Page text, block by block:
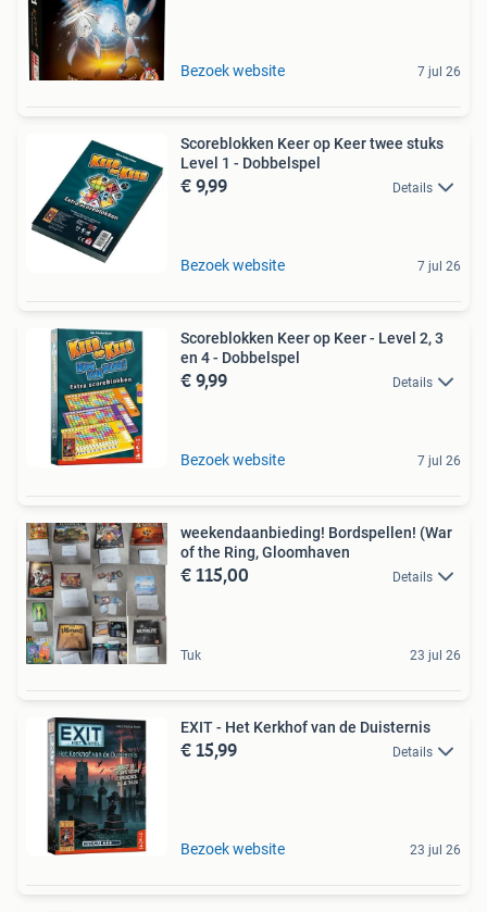
Bezoek website 7 jul 26
Scoreblokken Keer op Keer twee stuks
Level 1 - Dobbelspel
€ 9,99 Details
Bezoek website 7 jul 26
Scoreblokken Keer op Keer - Level 2, 3
en 4 - Dobbelspel
€ 9,99 Details
Bezoek website 7 jul 26
weekendaanbieding! Bordspellen! (War
of the Ring, Gloomhaven
€ 115,00 Details
Tuk 23 jul 26
EXIT - Het Kerkhof van de Duisternis
€ 15,99 Details
Bezoek website 23 jul 26